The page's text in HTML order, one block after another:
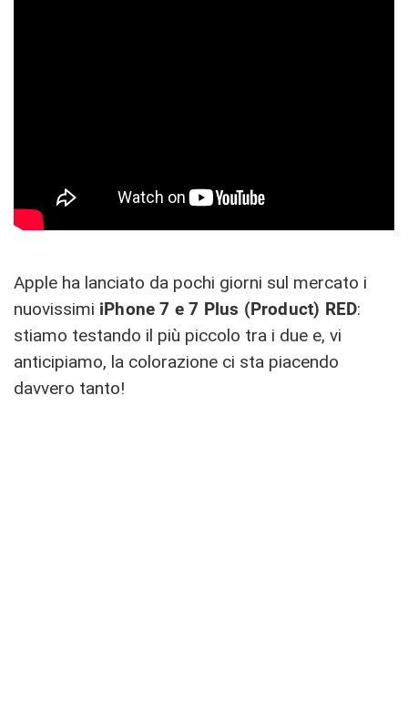
Apple ha lanciato da pochi giorni sul mercato i
nuovissimi iPhone 7 e 7 Plus (Product) RED:
stiamo testando il più piccolo tra i due e, vi
anticipiamo, la colorazione ci sta piacendo
davvero tanto!